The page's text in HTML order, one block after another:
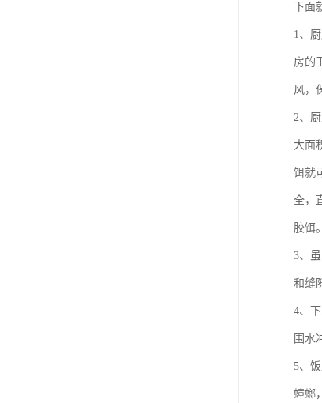
下面
1、
房的
风，
2、
大面
饵就
全，
胶饵
3、
和缝
4、
围水
5、
蟑螂